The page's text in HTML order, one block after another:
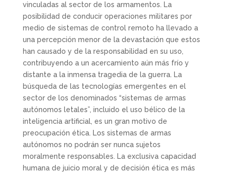
vinculadas al sector de los armamentos. La
posibilidad de conducir operaciones militares por
medio de sistemas de control remoto ha llevado a
una percepción menor de la devastación que estos
han causado y de la responsabilidad en su uso,
contribuyendo a un acercamiento aún más frío y
distante a la inmensa tragedia de la guerra. La
búsqueda de las tecnologías emergentes en el
sector de los denominados “sistemas de armas
autónomos letales”, incluido el uso bélico de la
inteligencia artificial, es un gran motivo de
preocupación ética. Los sistemas de armas
autónomos no podrán ser nunca sujetos
moralmente responsables. La exclusiva capacidad
humana de juicio moral y de decisión ética es más